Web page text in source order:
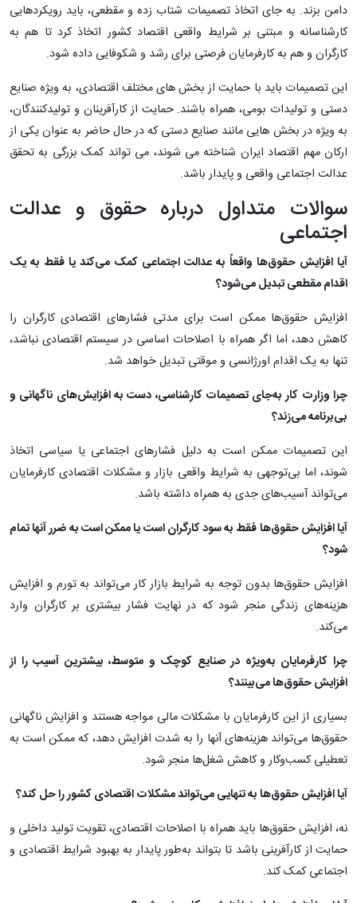
دامن بزند. به ‌جای اتخاذ تصمیمات شتاب ‌زده و مقطعی، باید رویکردهایی
کارشناسانه و مبتنی بر شرایط واقعی اقتصاد کشور اتخاذ کرد تا هم به
کارگران و هم به کارفرمایان فرصتی برای رشد و شکوفایی داده شود.
این تصمیمات باید با حمایت از بخش‌ های مختلف اقتصادی، به ویژه صنایع
دستی و تولیدات بومی، همراه باشند. حمایت از کارآفرینان و تولیدکنندگان،
به‌ ویژه در بخش ‌هایی مانند صنایع دستی که در حال حاضر به عنوان یکی از
ارکان مهم اقتصاد ایران شناخته می ‌شوند، می‌ تواند کمک بزرگی به تحقق
عدالت اجتماعی واقعی و پایدار باشد.
سوالات متداول درباره حقوق و عدالت
اجتماعی
آیا افزایش حقوق‌ها واقعاً به عدالت اجتماعی کمک می‌کند یا فقط به یک
اقدام مقطعی تبدیل می‌شود؟
افزایش حقوق‌ها ممکن است برای مدتی فشارهای اقتصادی کارگران را
کاهش دهد، اما اگر همراه با اصلاحات اساسی در سیستم اقتصادی نباشد،
تنها به یک اقدام اورژانسی و موقتی تبدیل خواهد شد.
چرا وزارت کار به‌جای تصمیمات کارشناسی، دست به افزایش‌های ناگهانی و
بی‌برنامه می‌زند؟
این تصمیمات ممکن است به دلیل فشارهای اجتماعی یا سیاسی اتخاذ
شوند، اما بی‌توجهی به شرایط واقعی بازار و مشکلات اقتصادی کارفرمایان
می‌تواند آسیب‌های جدی به همراه داشته باشد.
آیا افزایش حقوق‌ها فقط به سود کارگران است یا ممکن است به ضرر آنها تمام
شود؟
افزایش حقوق‌ها بدون توجه به شرایط بازار کار می‌تواند به تورم و افزایش
هزینه‌های زندگی منجر شود که در نهایت فشار بیشتری بر کارگران وارد
می‌کند.
چرا کارفرمایان به‌ویژه در صنایع کوچک و متوسط، بیشترین آسیب را از
افزایش حقوق‌ها می‌بینند؟
بسیاری از این کارفرمایان با مشکلات مالی مواجه هستند و افزایش ناگهانی
حقوق‌ها می‌تواند هزینه‌های آنها را به شدت افزایش دهد، که ممکن است به
تعطیلی کسب‌وکار و کاهش شغل‌ها منجر شود.
آیا افزایش حقوق‌ها به تنهایی می‌تواند مشکلات اقتصادی کشور را حل کند؟
نه، افزایش حقوق‌ها باید همراه با اصلاحات اقتصادی، تقویت تولید داخلی و
حمایت از کارآفرینی باشد تا بتواند به‌طور پایدار به بهبود شرایط اقتصادی و
اجتماعی کمک کند.